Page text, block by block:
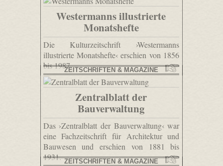
Westermanns illustrierte
Monatshefte
Die Kulturzeitschrift ›Westermanns
illustrierte Monatshefte‹ erschien von 1856
bis 1987.ZEITSCHRIFTEN & MAGAZINE
Zentralblatt der
Bauverwaltung
Das ›Zentralblatt der Bauverwaltung‹ war
eine Fachzeitschrift für Architektur und
Bauwesen und erschien von 1881 bis
1931.ZEITSCHRIFTEN & MAGAZINE